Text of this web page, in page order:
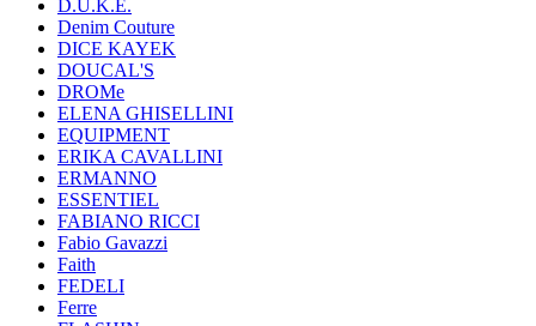
D.U.K.E.
Denim Couture
DICE KAYEK
DOUCAL'S
DROMe
ELENA GHISELLINI
EQUIPMENT
ERIKA CAVALLINI
ERMANNO
ESSENTIEL
FABIANO RICCI
Fabio Gavazzi
Faith
FEDELI
Ferre